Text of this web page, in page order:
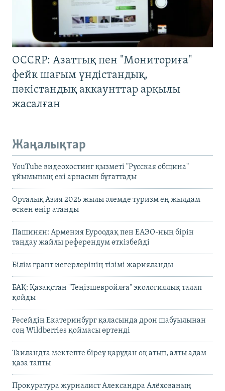
OCCRP: Азаттық пен "Мониториға"
фейк шағым үндістандық,
пәкістандық аккаунттар арқылы
жасалған
Жаңалықтар
YouTube видеохостинг қызметі "Русская община"
ұйымының екі арнасын бұғаттады
Орталық Азия 2025 жылы әлемде туризм ең жылдам
өскен өңір атанды
Пашинян: Армения Еуроодақ пен ЕАЭО-ның бірін
таңдау жайлы референдум өткізбейді
Білім грант иегерлерінің тізімі жарияланды
БАҚ: Қазақстан "Теңізшевройлға" экологиялық талап
қойды
Ресейдің Екатеринбург қаласында дрон шабуылынан
соң Wildberries қоймасы өртенді
Таиландта мектепте біреу қарудан оқ атып, алты адам
қаза тапты
Прокуратура журналист Александра Алёхованың